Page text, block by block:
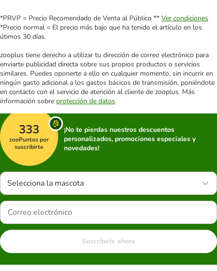
*PRVP = Precio Recomendado de Venta al Público ** Ver condiciones
*Precio normal = El precio más bajo que ha tenido el artículo en los
útimos 30 días.
zooplus tiene derecho a utilizar tu dirección de correo electrónico para
enviarte publicidad directa sobre sus propios productos o servicios
similares. Puedes oponerte a ello en cualquier momento, sin incurrir en
ningún gasto adicional a los gastos básicos de transmisión, poniéndote
en contacto con el servicio de atención al cliente de zooplus. Más
información sobre protección de datos
333
zooPuntos por
suscribirte
¡No te pierdas nuestros descuentos
personalizados, promociones especiales y
novedades!
Selecciona la mascota
Suscríbete ahora